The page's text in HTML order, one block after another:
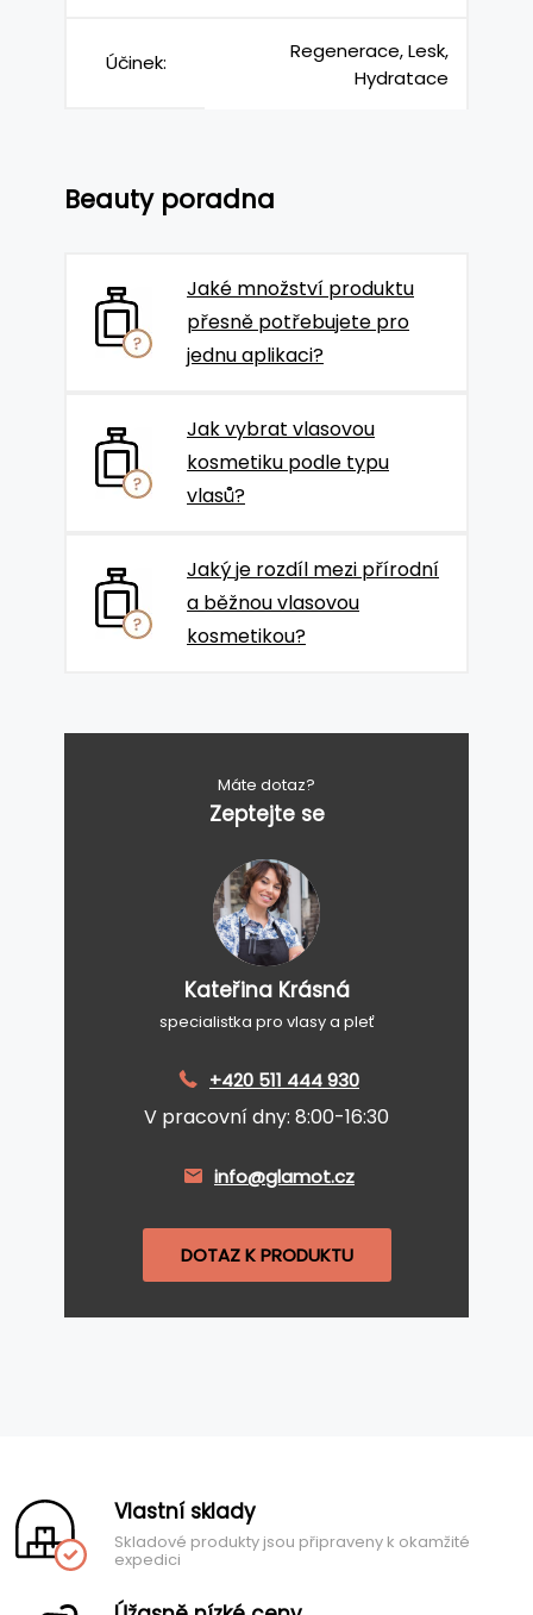
Účinek:
Regenerace, Lesk,
Hydratace
Beauty poradna
Jaké množství produktu
přesně potřebujete pro
jednu aplikaci?
Jak vybrat vlasovou
kosmetiku podle typu
vlasů?
Jaký je rozdíl mezi přírodní
a běžnou vlasovou
kosmetikou?
Máte dotaz?
Zeptejte se
Kateřina Krásná
specialistka pro vlasy a pleť
+420 511 444 930
V pracovní dny: 8:00-16:30
info@glamot.cz
DOTAZ K PRODUKTU
Vlastní sklady
Skladové produkty jsou připraveny k okamžité
expedici